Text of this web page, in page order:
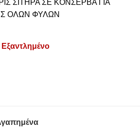
ΣΙΤΗΡΑ ΣΕ ΚΟΝΣΕΡΒΑ ΓΙΑ
ΟΛΩΝ ΦΥΛΩΝ
Εξαντλημένο